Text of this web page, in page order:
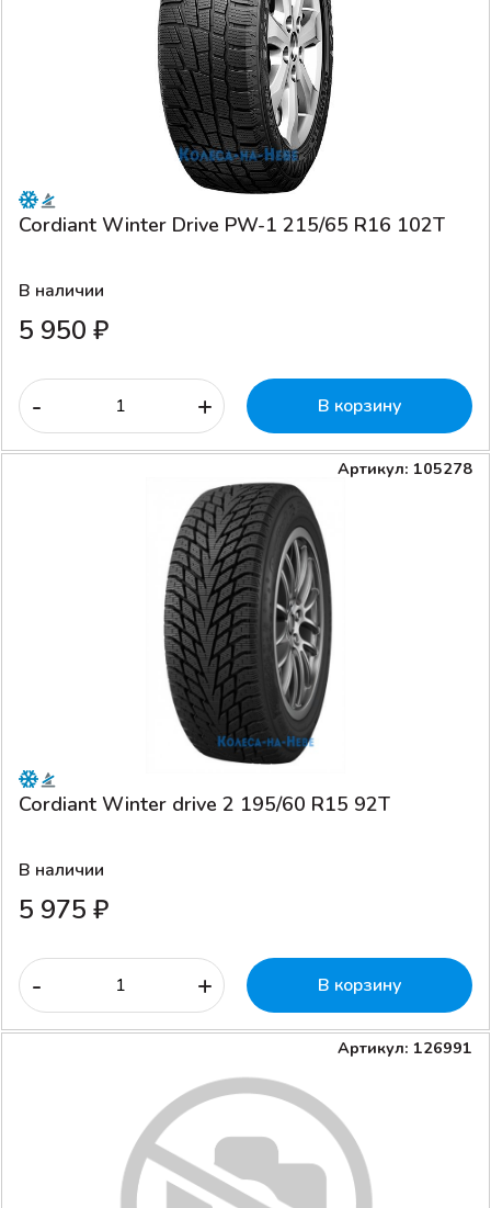
Cordiant Winter Drive PW-1 215/65 R16 102T
В наличии
5 950 ₽
- + В корзину
Артикул: 105278
Cordiant Winter drive 2 195/60 R15 92T
В наличии
5 975 ₽
- + В корзину
Артикул: 126991